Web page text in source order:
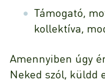
Támogató,
kollektíva,
Amennyiben úgy
Neked szól, küldd